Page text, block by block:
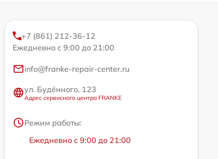
+7 (861) 212-36-12
Ежедневно с 9:00 до 21:00
info@franke-repair-center.ru
ул. Будённого, 123
Адрес сервисного центра FRANKE
Режим работы:
Ежедневно с 9:00 до 21:00